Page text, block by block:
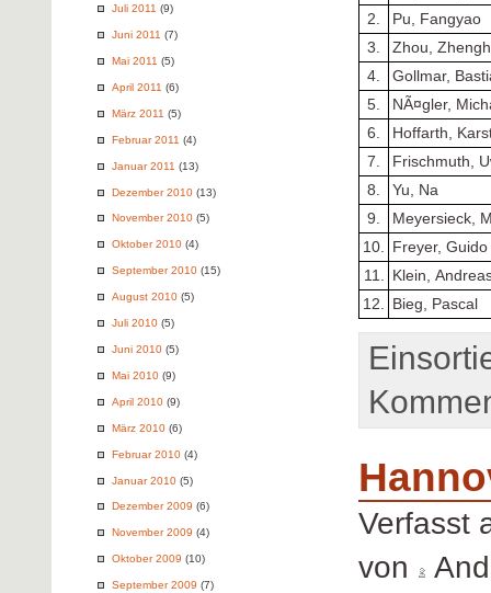
Juli 2011 (9)
Juni 2011 (7)
Mai 2011 (5)
April 2011 (6)
März 2011 (5)
Februar 2011 (4)
Januar 2011 (13)
Dezember 2010 (13)
November 2010 (5)
Oktober 2010 (4)
September 2010 (15)
August 2010 (5)
Juli 2010 (5)
Juni 2010 (5)
Mai 2010 (9)
April 2010 (9)
März 2010 (6)
Februar 2010 (4)
Januar 2010 (5)
Dezember 2009 (6)
November 2009 (4)
Oktober 2009 (10)
September 2009 (7)
2.
Pu, Fangyao
3.
Zhou,
4.
Gollmar,
5.
NÃ¤gler,
6.
Hoffarth,
7.
Frischmuth,
8.
Yu, Na
9.
Meyersieck,
10.
Freyer, Guido
11.
Klein,
12.
Bieg, Pascal
Verfasst
von